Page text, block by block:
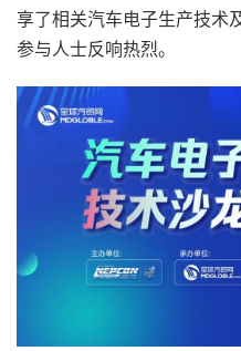
享了相关汽车电子生产技术
参与人士反响热烈。